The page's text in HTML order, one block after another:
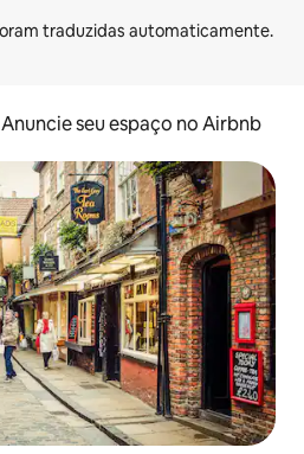
Anuncie seu espaço no Airbnb